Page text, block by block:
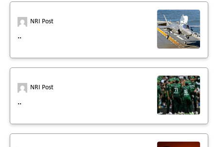
NRI Post
..
NRI Post
..